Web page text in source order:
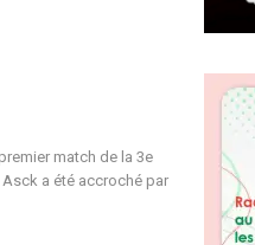
match de la 3e
a été accroché par